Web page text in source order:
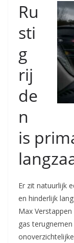
Ru
sti
g
rij
de
n
is
Er zit natuurlijk
en hinderlijk
Max
gas